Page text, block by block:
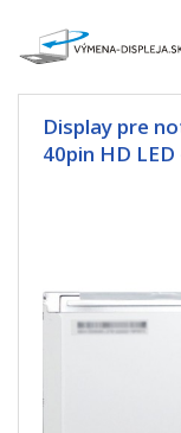
Display pre
40pin HD